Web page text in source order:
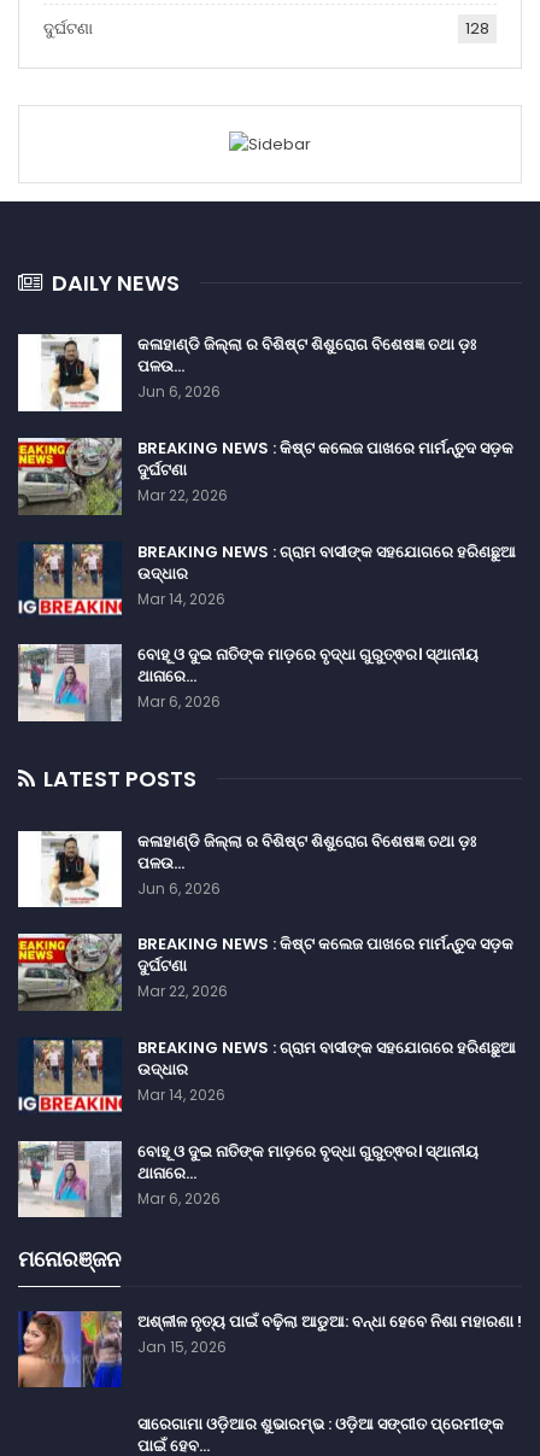
ଦୁର୍ଘଟଣା 128
DAILY NEWS
କଳାହାଣ୍ଡି ଜିଲ୍ଲା ର ବିଶିଷ୍ଟ ଶିଶୁରୋଗ ବିଶେଷଜ୍ଞ ତଥା ଡ଼ଃ
ପଳଉ…
Jun 6, 2026
BREAKING NEWS : କିଷ୍ଟ କଲେଜ ପାଖରେ ମାର୍ମନ୍ତୁଦ ସଡ଼କ
ଦୁର୍ଘଟଣା
Mar 22, 2026
BREAKING NEWS : ଗ୍ରାମ ବାସୀଙ୍କ ସହଯୋଗରେ ହରିଣଛୁଆ
ଉଦ୍ଧାର
Mar 14, 2026
ବୋହୂ ଓ ଦୁଇ ନାତିଙ୍କ ମାଡ଼ରେ ବୃଦ୍ଧା ଗୁରୁତ୍ଵର। ସ୍ଥାନୀୟ
ଥାନାରେ…
Mar 6, 2026
LATEST POSTS
କଳାହାଣ୍ଡି ଜିଲ୍ଲା ର ବିଶିଷ୍ଟ ଶିଶୁରୋଗ ବିଶେଷଜ୍ଞ ତଥା ଡ଼ଃ
ପଳଉ…
Jun 6, 2026
BREAKING NEWS : କିଷ୍ଟ କଲେଜ ପାଖରେ ମାର୍ମନ୍ତୁଦ ସଡ଼କ
ଦୁର୍ଘଟଣା
Mar 22, 2026
BREAKING NEWS : ଗ୍ରାମ ବାସୀଙ୍କ ସହଯୋଗରେ ହରିଣଛୁଆ
ଉଦ୍ଧାର
Mar 14, 2026
ବୋହୂ ଓ ଦୁଇ ନାତିଙ୍କ ମାଡ଼ରେ ବୃଦ୍ଧା ଗୁରୁତ୍ଵର। ସ୍ଥାନୀୟ
ଥାନାରେ…
Mar 6, 2026
ମନୋରଞ୍ଜନ
ଅଶ୍ଳୀଳ ନୃତ୍ୟ ପାଇଁ ବଢ଼ିଲା ଆଡୁଆ: ବନ୍ଧା ହେବେ ନିଶା ମହାରଣା !
Jan 15, 2026
ସାରେଗାମା ଓଡ଼ିଆର ଶୁଭାରମ୍ଭ : ଓଡ଼ିଆ ସଙ୍ଗୀତ ପ୍ରେମୀଙ୍କ
ପାଇଁ ହେବ…